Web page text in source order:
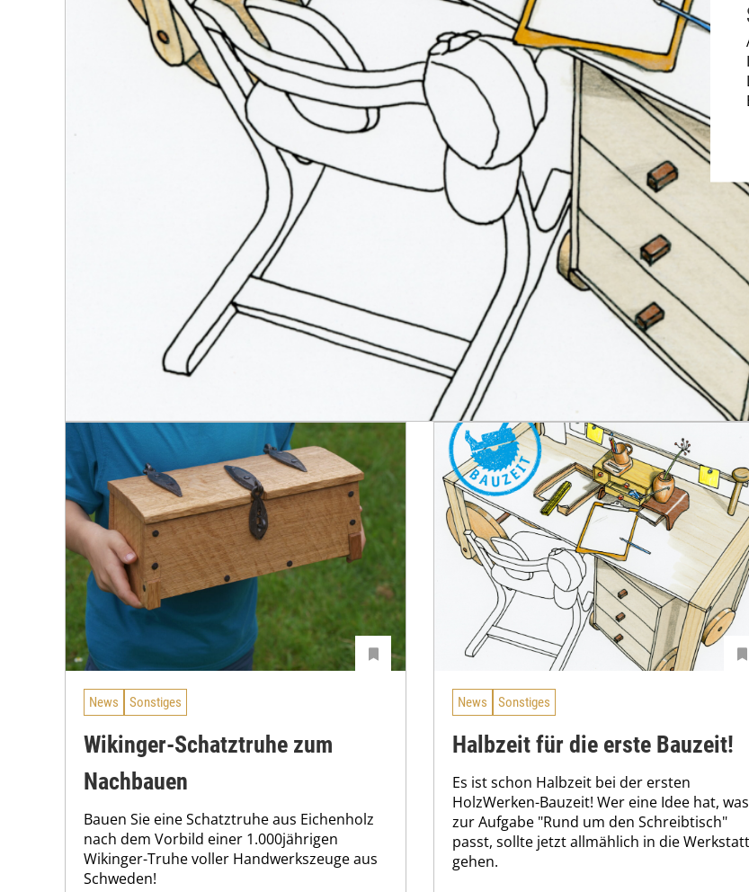
News Sonstiges
Wikinger-Schatztruhe zum
Nachbauen
Bauen Sie eine Schatztruhe aus Eichenholz
nach dem Vorbild einer 1.000jährigen
Wikinger-Truhe voller Handwerkszeuge aus
Schweden!
News Sonstiges
Halbzeit für die erste Bauzeit!
Es ist schon Halbzeit bei der ersten
HolzWerken-Bauzeit! Wer eine Idee hat, was
zur Aufgabe "Rund um den Schreibtisch"
passt, sollte jetzt allmählich in die Werkstatt
gehen.